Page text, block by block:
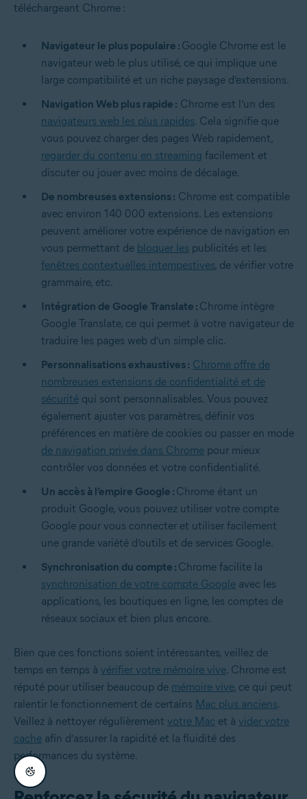
téléchargeant Chrome :
Navigateur le plus populaire : Google Chrome est le
navigateur web le plus utilisé, ce qui implique une
large compatibilité et un riche paysage d’extensions.
Navigation Web plus rapide : Chrome est l’un des
navigateurs web les plus rapides. Cela signifie que
vous pouvez charger des pages Web rapidement,
regarder du contenu en streaming facilement et
discuter ou jouer avec moins de décalage.
De nombreuses extensions : Chrome est compatible
avec environ 140 000 extensions. Les extensions
peuvent améliorer votre expérience de navigation en
vous permettant de bloquer les publicités et les
fenêtres contextuelles intempestives, de vérifier votre
grammaire, etc.
Intégration de Google Translate : Chrome intègre
Google Translate, ce qui permet à votre navigateur de
traduire les pages web d’un simple clic.
Personnalisations exhaustives : Chrome offre de
nombreuses extensions de confidentialité et de
sécurité qui sont personnalisables. Vous pouvez
également ajuster vos paramètres, définir vos
préférences en matière de cookies ou passer en mode
de navigation privée dans Chrome pour mieux
contrôler vos données et votre confidentialité.
Un accès à l’empire Google : Chrome étant un
produit Google, vous pouvez utiliser votre compte
Google pour vous connecter et utiliser facilement
une grande variété d’outils et de services Google.
Synchronisation du compte : Chrome facilite la
synchronisation de votre compte Google avec les
applications, les boutiques en ligne, les comptes de
réseaux sociaux et bien plus encore.
Bien que ces fonctions soient intéressantes, veillez de
temps en temps à vérifier votre mémoire vive. Chrome est
réputé pour utiliser beaucoup de mémoire vive, ce qui peut
ralentir le fonctionnement de certains Mac plus anciens.
Veillez à nettoyer régulièrement votre Mac et à vider votre
cache afin d’assurer la rapidité et la fluidité des
performances du système.